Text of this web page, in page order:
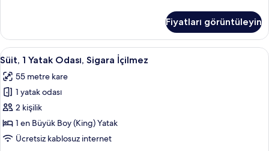
tüm
fotoğrafları
görün
Büyük
(King)
Boy
Sigara
İçilmez
daha
fazla
detay
Fiyatları görüntüleyin
Süit,
1
Yatak
Odası,
Sigara
İçilmez
için
Süit, 1 Yatak Odası, Sigara İçilmez |
5
Süit, 1 Yatak Odası, Sigara İçilmez
55 metre kare
1 yatak odası
2 kişilik
1 en Büyük Boy (King) Yatak
Ücretsiz kablosuz internet